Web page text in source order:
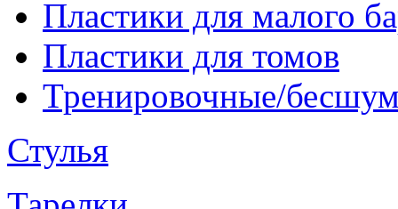
Пластики для малого
Пластики для томов
Тренировочные/
Стулья